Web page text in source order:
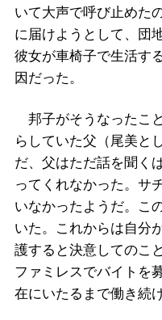
いて大声で呼び止めた
に届けようとして、団
彼女が車椅子で生活す
因だった。
邦子がそうなったこ
らしていた父（尾美と
だ、父はただ話を聞く
ってくれなかった。サ
いなかったようだ。こ
いた。これからは自分
護すると決意してのこ
ファミレスでバイトを
在にいたるまで働き続